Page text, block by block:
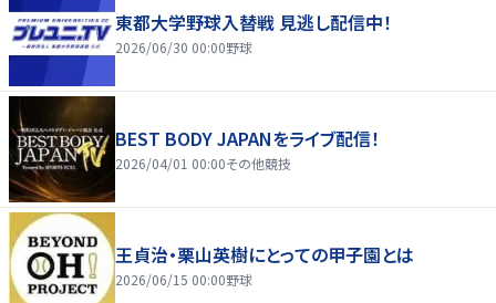
東都大学野球入替戦 見逃し配信中！
2026/06/30 00:00野球
BEST BODY JAPANをライブ配信！
2026/04/01 00:00その他競技
王貞治・栗山英樹にとっての甲子園とは
2026/06/15 00:00野球